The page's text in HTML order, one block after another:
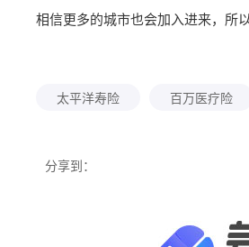
相信更多的城市也会加入进来，所
分享到：
太平洋寿险 百万医疗险